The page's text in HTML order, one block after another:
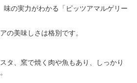
味の実力がわかる「ピッツアマルゲリー
の美味しさは格別です。
タ、窯で焼く肉や魚もあり、しっかり